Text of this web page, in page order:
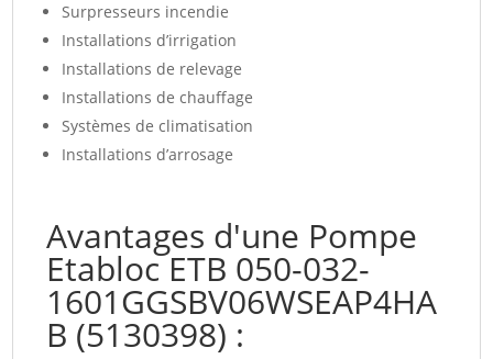
Surpresseurs incendie
Installations d’irrigation
Installations de relevage
Installations de chauffage
Systèmes de climatisation
Installations d’arrosage
Avantages d'une Pompe
Etabloc ETB 050-032-
1601GGSBV06WSEAP4HA
B (5130398) :